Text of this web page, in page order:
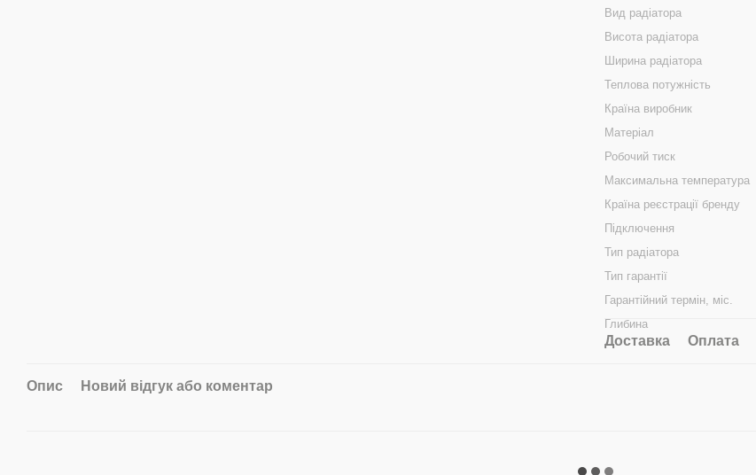
Вид радіатора
Висота радіатора
Ширина радіатора
Теплова потужність
Країна виробник
Матеріал
Робочий тиск
Максимальна температура
Країна реєстрації бренду
Підключення
Тип радіатора
Тип гарантії
Гарантійний термін, міс.
Глибина
Доставка Оплата
Опис Новий відгук або коментар